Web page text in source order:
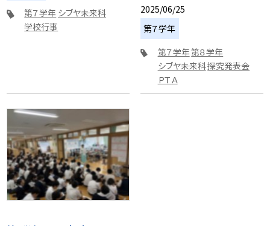
第７学年 シブヤ未来科
学校行事
2025/06/25
第７学年
第７学年第８学年
シブヤ未来科探究発表会
ＰＴＡ